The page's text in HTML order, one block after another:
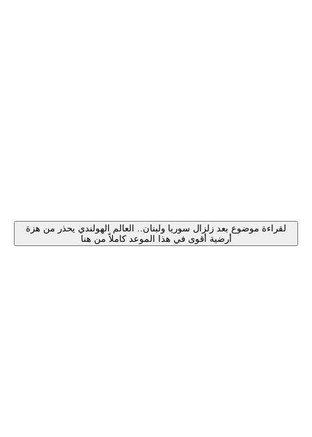
لقراءة موضوع بعد زلزال سوريا ولبنان.. العالم الهولندي يحذر من هزة
أرضية أقوى في هذا الموعد كاملاً من هنا